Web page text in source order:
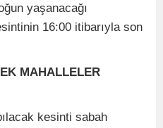
yaşanacağı
16:00 itibarıyla son
MAHALLELER
kesinti sabah